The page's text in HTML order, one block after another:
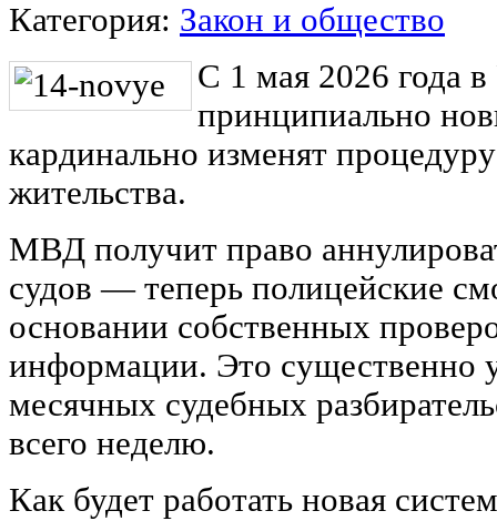
Категория: Закон и общество
С 1 мая 2026 года
принципиально
кардинально изменят
жительства.
МВД получит право
судов — теперь полицейские
основании собственных
информации. Это существенно
месячных судебных
всего неделю.
Как будет работать новая